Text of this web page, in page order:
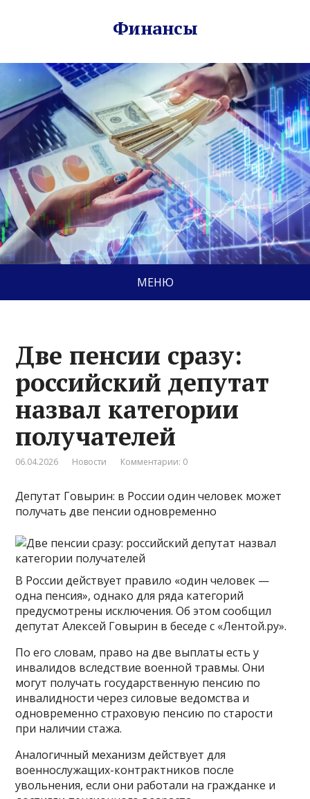
Финансы
МЕНЮ
Две пенсии сразу:
российский депутат
назвал категории
получателей
06.04.2026 Новости Комментарии: 0
Депутат Говырин: в России один человек может
получать две пенсии одновременно
В России действует правило «один человек —
одна пенсия», однако для ряда категорий
предусмотрены исключения. Об этом сообщил
депутат Алексей Говырин в беседе с «Лентой.ру».
По его словам, право на две выплаты есть у
инвалидов вследствие военной травмы. Они
могут получать государственную пенсию по
инвалидности через силовые ведомства и
одновременно страховую пенсию по старости
при наличии стажа.
Аналогичный механизм действует для
военнослужащих-контрактников после
увольнения, если они работали на гражданке и